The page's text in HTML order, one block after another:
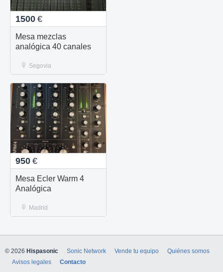
1500 €
Mesa mezclas
analógica 40 canales
Segovia
950 €
Mesa Ecler Warm 4
Analógica
Madrid
© 2026 Hispasonic Sonic Network Vende tu equipo
Quiénes somos
Avisos legales
Contacto